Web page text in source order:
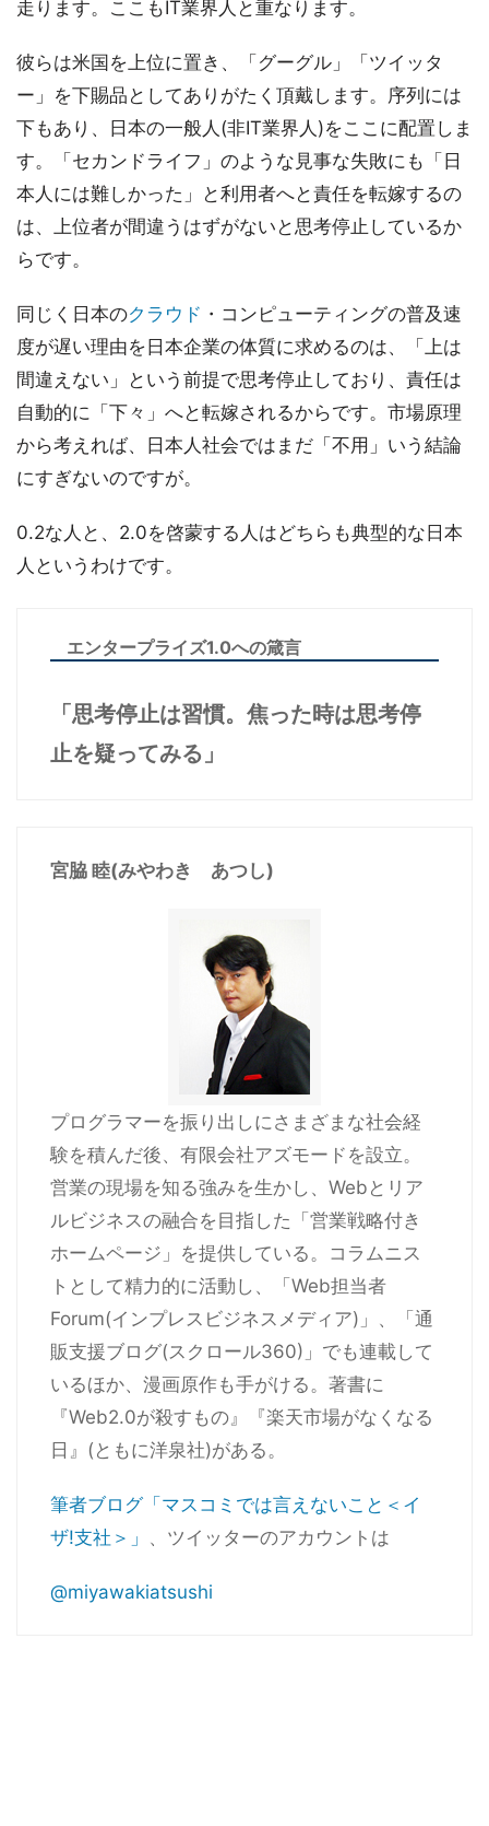
走ります。ここもIT業界人と重なります。
彼らは米国を上位に置き、「グーグル」「ツイッタ
ー」を下賜品としてありがたく頂戴します。序列には
下もあり、日本の一般人(非IT業界人)をここに配置しま
す。「セカンドライフ」のような見事な失敗にも「日
本人には難しかった」と利用者へと責任を転嫁するの
は、上位者が間違うはずがないと思考停止しているか
らです。
同じく日本のクラウド ・コンピューティングの普及速
度が遅い理由を日本企業の体質に求めるのは、「上は
間違えない」という前提で思考停止しており、責任は
自動的に「下々」へと転嫁されるからです。市場原理
から考えれば、日本人社会ではまだ「不用」いう結論
にすぎないのですが。
0.2な人と、2.0を啓蒙する人はどちらも典型的な日本
人というわけです。
エンタープライズ1.0への箴言
「思考停止は習慣。焦った時は思考停
止を疑ってみる」
宮脇 睦(みやわき あつし)
プログラマーを振り出しにさまざまな社会経
験を積んだ後、有限会社アズモードを設立。
営業の現場を知る強みを生かし、Webとリア
ルビジネスの融合を目指した「営業戦略付き
ホームページ」を提供している。コラムニス
トとして精力的に活動し、「Web担当者
Forum(インプレスビジネスメディア)」、「通
販支援ブログ(スクロール360)」でも連載して
いるほか、漫画原作も手がける。著書に
『Web2.0が殺すもの』『楽天市場がなくなる
日』(ともに洋泉社)がある。
筆者ブログ「マスコミでは言えないこと＜イ
ザ!支社＞」 、ツイッターのアカウントは
@miyawakiatsushi